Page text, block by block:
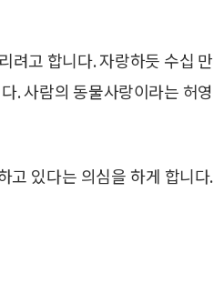
려고 합니다. 자랑하듯 수십 만
. 사람의 동물사랑이라는 허영
고 있다는 의심을 하게 합니다.